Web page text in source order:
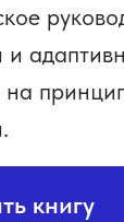
и
книгу